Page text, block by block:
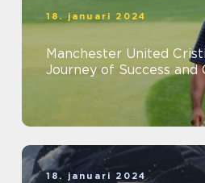
18. januari 2024
Manchester United
Journey of Success and
18. januari 2024